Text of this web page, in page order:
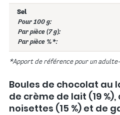
Sel
*Apport de référence pour un
Boules de chocolat au
de crème de lait (19
noisettes (15 %) et de